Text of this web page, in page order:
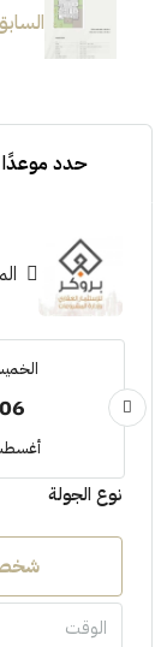
حدد موعدًا
06
نوع الجولة
الوقت